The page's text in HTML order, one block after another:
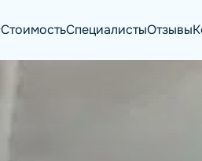
СтоимостьСпециалистыОтзывы